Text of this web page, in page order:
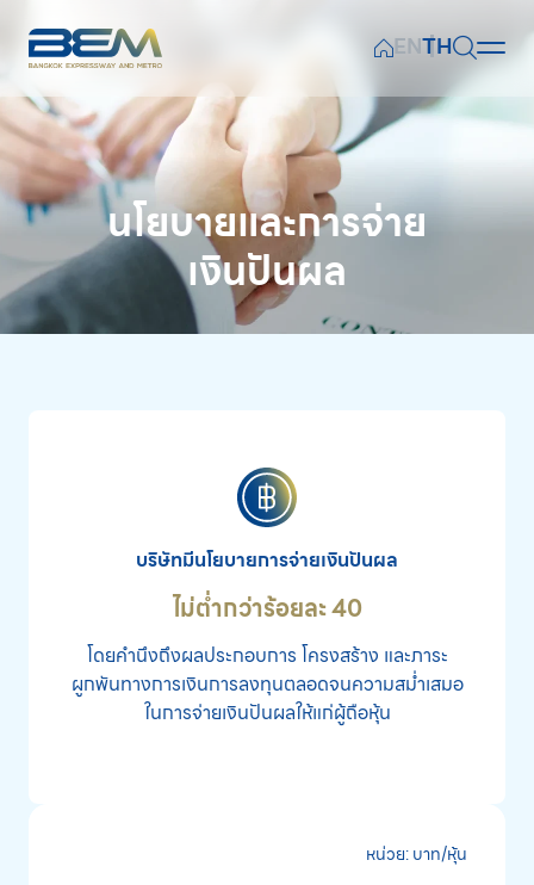
ENTH
ค้นหาในเว็บไซต์
หน้าหลัก
ข้อมูลทางการเงิน
ผลการดำเนินงานทางธุรกิจ
ข้อมูลสำหรับผู้ถือหุ้น
ข้อมูลนักวิเคราะห์
ติดต่อเรา
นโยบายและการจ่าย
เงินปันผล
บริษัทมีนโยบายการจ่ายเงินปันผล
ไม่ต่ำกว่าร้อยละ 40
โดยคำนึงถึงผลประกอบการ โครงสร้าง และภาระ
ผูกพันทางการเงินการลงทุนตลอดจนความสม่ำเสมอ
ในการจ่ายเงินปันผลให้แก่ผู้ถือหุ้น
หน่วย: บาท/หุ้น